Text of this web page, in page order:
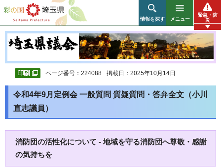
彩の国 埼玉県
情報を探す メニュー
緊急・防
災
ページ番号：224088 掲載日：2025年10月14日
令和4年9月定例会 一般質問 質疑質問・答弁全文（小川
直志議員）
消防団の活性化について - 地域を守る消防団へ尊敬・感謝
の気持ちを